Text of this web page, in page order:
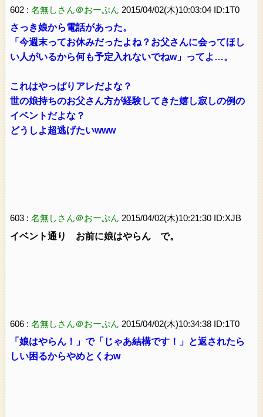
602 : 名無しさん＠おーぷん 2015/04/02(木)10:03:04 ID:1T0
さっき娘から電話があった。
「今週末ってお休みだったよね？お父さんに会ってほし
い人がいるから何も予定入れないでねw」ってよ…。
これはやっぱりアレだよな？
世の娘持ちのお父さん方が経験してきた嬉し寂しの例の
イベントだよな？
どうしよ超逃げたいwww
603 : 名無しさん＠おーぷん 2015/04/02(木)10:21:30 ID:XJB
イベント通り お前に娘はやらん で。
606 : 名無しさん＠おーぷん 2015/04/02(木)10:34:38 ID:1T0
「娘はやらん！」で「じゃあ結構です！」と返されたら
しい困るからやめとくわw